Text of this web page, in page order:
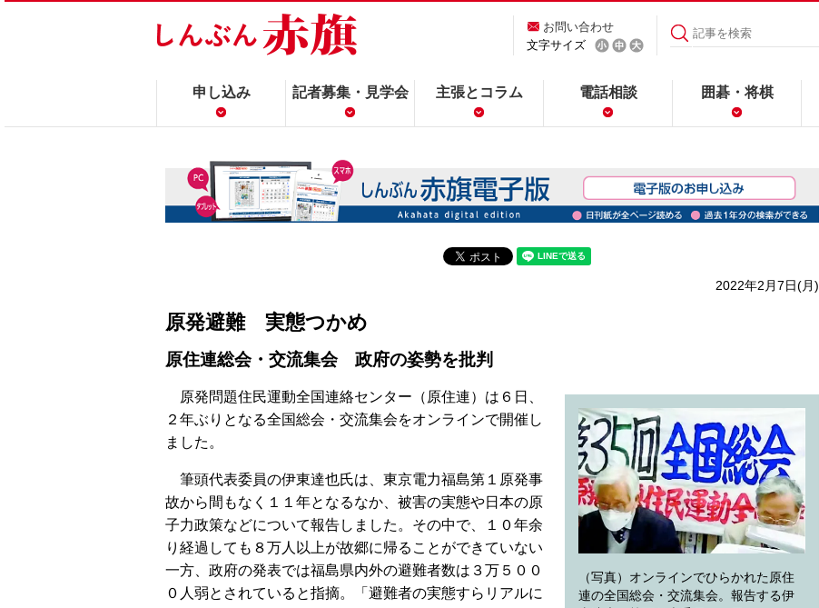
お問い合わせ
文字サイズ
申し込み 記者募集・見学会 主張とコラム 電話相談 囲碁・将棋
2022年2月7日(月)
原発避難 実態つかめ
原住連総会・交流集会 政府の姿勢を批判
（写真）オンラインでひらかれた原住
連の全国総会・交流集会。報告する伊
原発問題住民運動全国連絡センター（原住連）は６日、
２年ぶりとなる全国総会・交流集会をオンラインで開催し
ました。
筆頭代表委員の伊東達也氏は、東京電力福島第１原発事
故から間もなく１１年となるなか、被害の実態や日本の原
子力政策などについて報告しました。その中で、１０年余
り経過しても８万人以上が故郷に帰ることができていない
一方、政府の発表では福島県内外の避難者数は３万５００
０人弱とされていると指摘。「避難者の実態すらリアルに